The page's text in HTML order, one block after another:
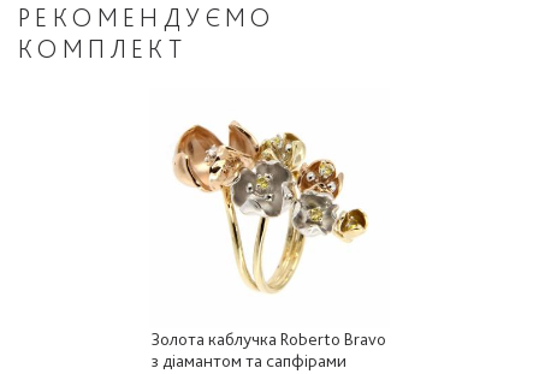
РЕКОМЕНДУЄМО
КОМПЛЕКТ
Золота каблучка Roberto Bravo
з діамантом та сапфірами